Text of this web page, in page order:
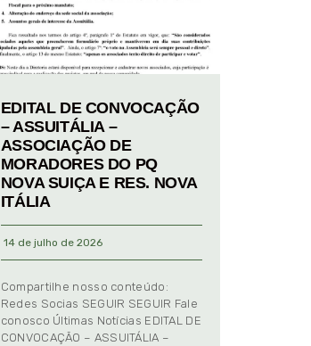
EDITAL DE CONVOCAÇÃO
– ASSUITÁLIA –
ASSOCIAÇÃO DE
MORADORES DO PQ
NOVA SUIÇA E RES. NOVA
ITÁLIA
14 de julho de 2026
Compartilhe nosso conteúdo:
Redes Socias SEGUIR SEGUIR Fale
conosco Últimas Notícias EDITAL DE
CONVOCAÇÃO – ASSUITÁLIA –